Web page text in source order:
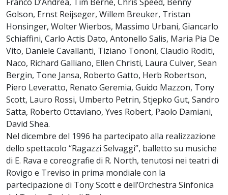
Golson, Ernst Reijseger, Willem Breuker, Tristan
Honsinger, Wolter Wierbos, Massimo Urbani, Giancarlo
Schiaffini, Carlo Actis Dato, Antonello Salis, Maria Pia De
Vito, Daniele Cavallanti, Tiziano Tononi, Claudio Roditi,
Naco, Richard Galliano, Ellen Christi, Laura Culver, Sean
Bergin, Tone Jansa, Roberto Gatto, Herb Robertson,
Piero Leveratto, Renato Geremia, Guido Mazzon, Tony
Scott, Lauro Rossi, Umberto Petrin, Stjepko Gut, Sandro
Satta, Roberto Ottaviano, Yves Robert, Paolo Damiani,
David Shea.
Nel dicembre del 1996 ha partecipato alla realizzazione
dello spettacolo “Ragazzi Selvaggi”, balletto su musiche
di E. Rava e coreografie di R. North, tenutosi nei teatri di
Rovigo e Treviso in prima mondiale con la
partecipazione di Tony Scott e dell’Orchestra Sinfonica